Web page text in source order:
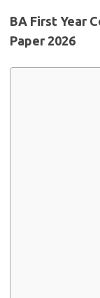
BA First Year
Paper 2026